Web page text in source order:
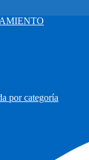
por categoría